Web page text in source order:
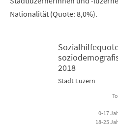
Nationalität (Quote: 8,0%).
Sozialhilfequote nach
2018
Stadt Luzern
18-25
0-17